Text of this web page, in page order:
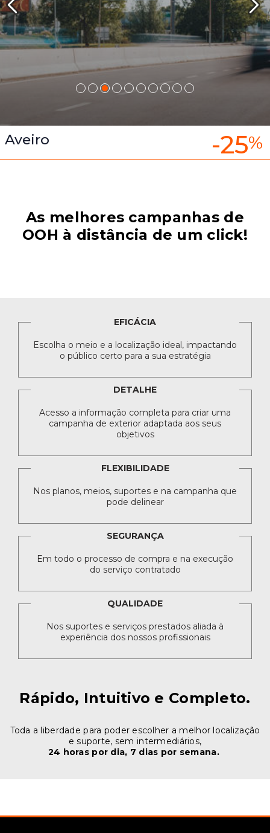
Aveiro -25%
As melhores campanhas de
OOH à distância de um click!
EFICÁCIA
Escolha o meio e a localização ideal, impactando
o público certo para a sua estratégia
DETALHE
Acesso a informação completa para criar uma
campanha de exterior adaptada aos seus
objetivos
FLEXIBILIDADE
Nos planos, meios, suportes e na campanha que
pode delinear
SEGURANÇA
Em todo o processo de compra e na execução
do serviço contratado
QUALIDADE
Nos suportes e serviços prestados aliada à
experiência dos nossos profissionais
Rápido, Intuitivo e Completo.
Toda a liberdade para poder escolher a melhor localização
e suporte, sem intermediários,
24 horas por dia, 7 dias por semana.